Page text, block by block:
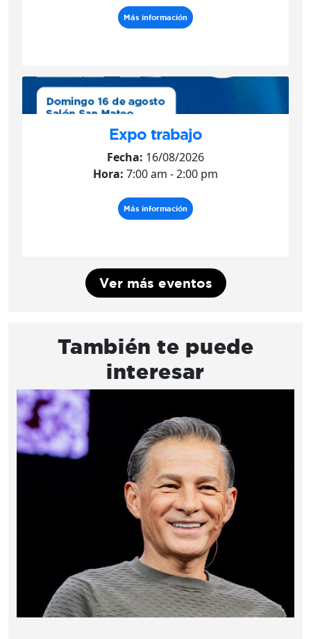
Más información
Expo trabajo
Fecha: 16/08/2026
Hora: 7:00 am - 2:00 pm
Más información
Ver más eventos
También te puede
interesar